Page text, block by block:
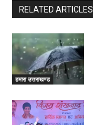
RELATED ARTICLES
हमारा उत्तराखण्ड